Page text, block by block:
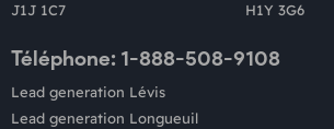
J1J 1C7
H1Y 3G6
Téléphone: 1-888-508-9108
Lead generation Lévis
Lead generation Longueuil